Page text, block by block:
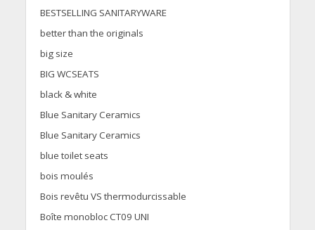
BESTSELLING SANITARYWARE
better than the originals
big size
BIG WCSEATS
black & white
Blue Sanitary Ceramics
Blue Sanitary Ceramics
blue toilet seats
bois moulés
Bois revêtu VS thermodurcissable
Boîte monobloc CT09 UNI